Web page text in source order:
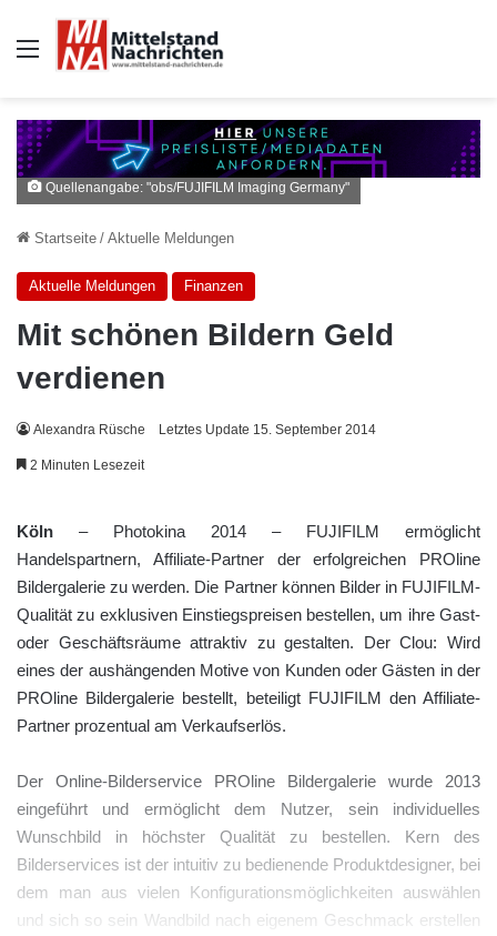
Auswahl
Quellenangabe: "obs/FUJIFILM Imaging Germany"
Startseite / Aktuelle Meldungen
Aktuelle Meldungen Finanzen
Mit schönen Bildern Geld
verdienen
Alexandra Rüsche Letztes Update 15. September 2014
2 Minuten Lesezeit
Köln – Photokina 2014 – FUJIFILM ermöglicht
Handelspartnern, Affiliate-Partner der erfolgreichen PROline
Bildergalerie zu werden. Die Partner können Bilder in FUJIFILM-
Qualität zu exklusiven Einstiegspreisen bestellen, um ihre Gast-
oder Geschäftsräume attraktiv zu gestalten. Der Clou: Wird
eines der aushängenden Motive von Kunden oder Gästen in der
PROline Bildergalerie bestellt, beteiligt FUJIFILM den Affiliate-
Partner prozentual am Verkaufserlös.
Der Online-Bilderservice PROline Bildergalerie wurde 2013
eingeführt und ermöglicht dem Nutzer, sein individuelles
Wunschbild in höchster Qualität zu bestellen. Kern des
Bilderservices ist der intuitiv zu bedienende Produktdesigner, bei
dem man aus vielen Konfigurationsmöglichkeiten auswählen
und sich so sein Wandbild nach eigenem Geschmack erstellen